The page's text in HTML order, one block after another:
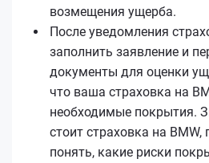
возмещения ущерба.
После уведомления
заполнить заявление и
документы для оценки
что ваша страховка на
необходимые покрытия.
стоит страховка на
понять, какие риски